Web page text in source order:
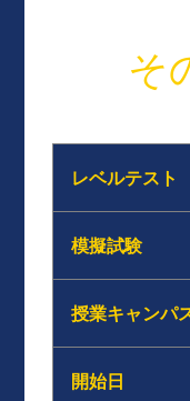
そ
レベルテスト
模擬試験
授業キャンパ
開始日